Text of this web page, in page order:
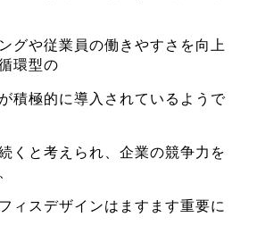
グや従業員の働きやすさを向上
環型の
積極的に導入されているようで
くと考えられ、企業の競争力を
ィスデザインはますます重要に